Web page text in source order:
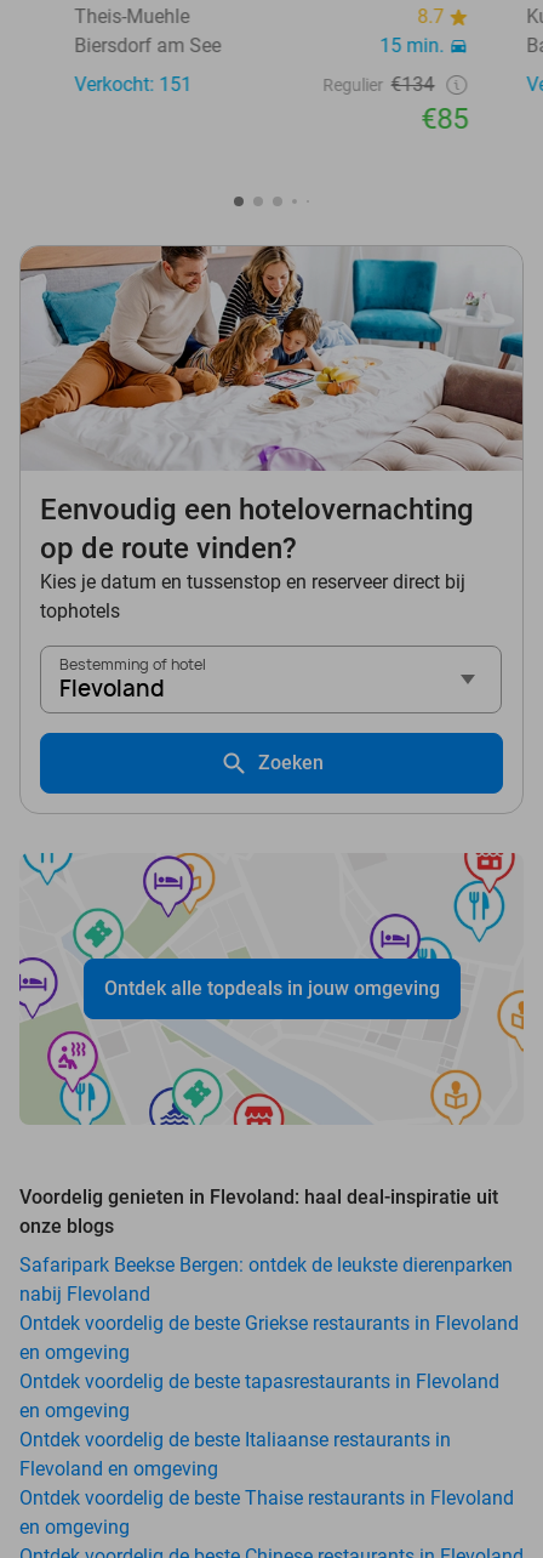
Theis-Muehle
8.7
Biersdorf am See
15 min.
Verkocht: 151
Regulier €134
€85
Eenvoudig een hotelovernachting
op de route vinden?
Kies je datum en tussenstop en reserveer direct bij
tophotels
Bestemming of hotel
Flevoland
Zoeken
Ontdek alle topdeals in jouw omgeving
Voordelig genieten in Flevoland: haal deal-inspiratie uit
onze blogs
Safaripark Beekse Bergen: ontdek de leukste dierenparken
nabij Flevoland
Ontdek voordelig de beste Griekse restaurants in Flevoland
en omgeving
Ontdek voordelig de beste tapasrestaurants in Flevoland
en omgeving
Ontdek voordelig de beste Italiaanse restaurants in
Flevoland en omgeving
Ontdek voordelig de beste Thaise restaurants in Flevoland
en omgeving